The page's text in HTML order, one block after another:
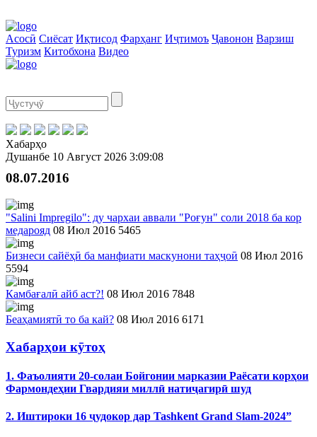
Асосӣ Сиёсат Иқтисод Фарҳанг Иҷтимоъ Ҷавонон Варзиш
Туризм Китобхона Видео
Хабарҳо
Душанбе 10 Август 2026 3:09:08
08.07.2016
"Salini Impregilo": ду чархаи аввали "Роғун" соли 2018 ба кор
медарояд 08 Июл 2016 5465
Бизнеси сайёҳӣ ба манфиати маскунони таҳҷоӣ 08 Июл 2016
5594
Камбағалӣ айб аст?! 08 Июл 2016 7848
Беаҳамиятӣ то ба кай? 08 Июл 2016 6171
Хабарҳои кӯтоҳ
1. Фаъолияти 20-солаи Бойгонии марказии Раёсати корҳои
Фармондеҳии Гвардияи миллӣ натиҷагирӣ шуд
2. Иштироки 16 ҷудокор дар Tashkent Grand Slam-2024”